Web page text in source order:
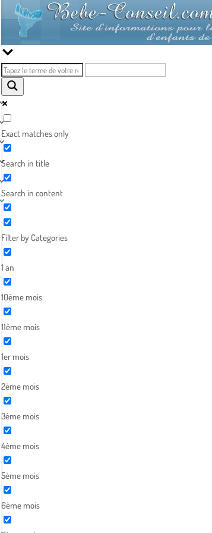
Exact matches only
Search in title
Search in content
Filter by Categories
1 an
10ème mois
11ème mois
1er mois
2ème mois
3ème mois
4ème mois
5ème mois
6ème mois